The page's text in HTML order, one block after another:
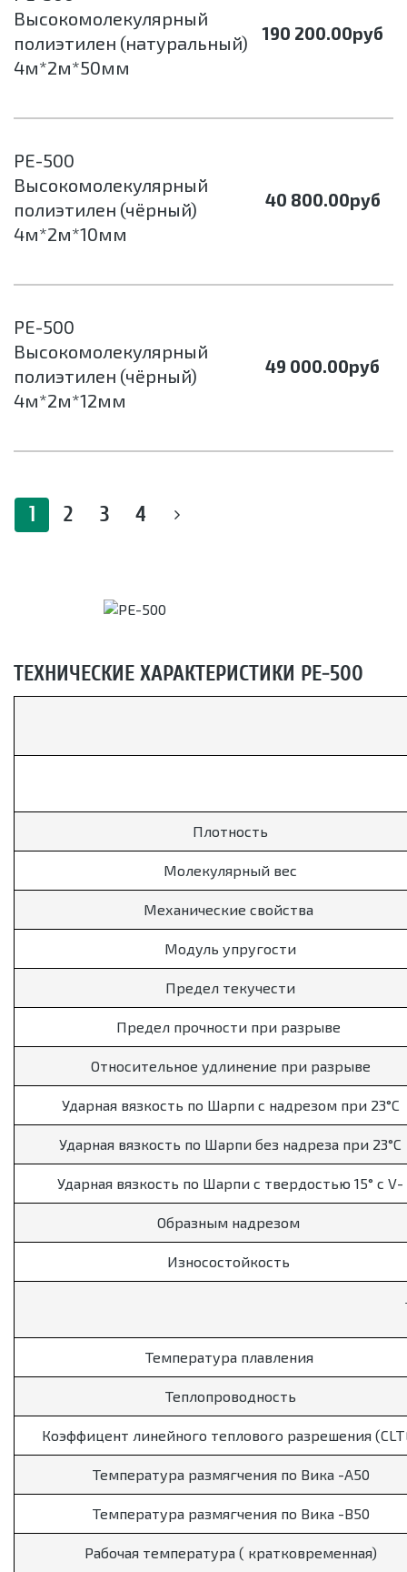
Высокомолекулярный
полиэтилен (натуральный)
4м*2м*50мм
190 200.00руб
РЕ-500
Высокомолекулярный
полиэтилен (чёрный)
4м*2м*10мм
40 800.00руб
РЕ-500
Высокомолекулярный
полиэтилен (чёрный)
4м*2м*12мм
49 000.00руб
1 2 3 4
ТЕХНИЧЕСКИЕ ХАРАКТЕРИСТИКИ РЕ-500
Плотность
Молекулярный вес
Механические свойства
Модуль упругости
Предел текучести
Предел прочности при разрыве
Относительное удлинение при разрыве
Ударная вязкость по Шарпи с надрезом при 23°C
Ударная вязкость по Шарпи без надреза при 23°C
Ударная вязкость по Шарпи с твердостью 15° с V-
Образным надрезом
Износостойкость
Температура плавления
Теплопроводность
Коэффицент линейного теплового разрешения
Температура размягчения по Вика -А50
Температура размягчения по Вика -В50
Рабочая температура ( кратковременная)